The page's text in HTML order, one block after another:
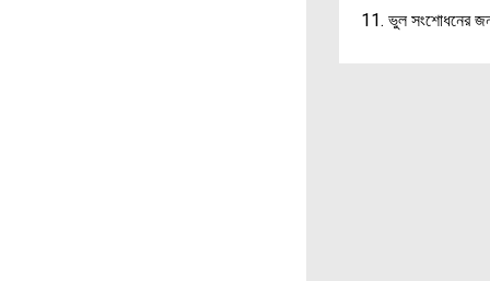
11. ভুল সংশোধনের